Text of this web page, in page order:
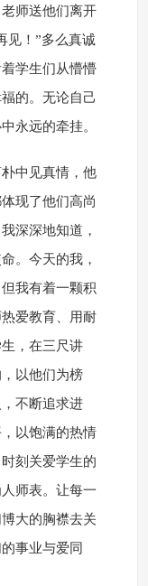
师送他们离开
见！”多么真诚
学生们从懵懵
的。无论自己
永远的牵挂。
中见真情，他
现了他们高尚
深深地知道，
。今天的我，
我有着一颗积
爱教育、用耐
，在三尺讲
以他们为榜
不断追求进
以饱满的热情
刻关爱学生的
师表。让每一
大的胸襟去关
事业与爱同